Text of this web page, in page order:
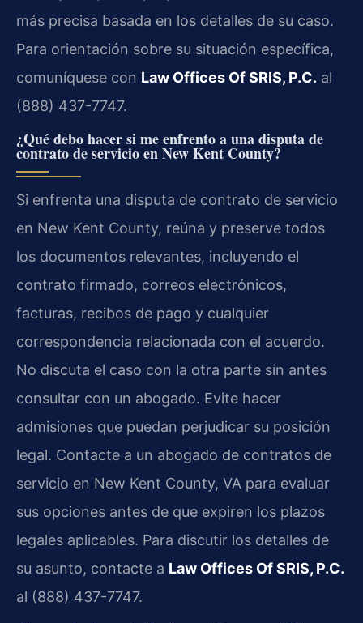
más precisa basada en los detalles de su caso.
Para orientación sobre su situación específica,
comuníquese con Law Offices Of SRIS, P.C. al
(888) 437-7747.
¿Qué debo hacer si me enfrento a una disputa de
contrato de servicio en New Kent County?
Si enfrenta una disputa de contrato de servicio
en New Kent County, reúna y preserve todos
los documentos relevantes, incluyendo el
contrato firmado, correos electrónicos,
facturas, recibos de pago y cualquier
correspondencia relacionada con el acuerdo.
No discuta el caso con la otra parte sin antes
consultar con un abogado. Evite hacer
admisiones que puedan perjudicar su posición
legal. Contacte a un abogado de contratos de
servicio en New Kent County, VA para evaluar
sus opciones antes de que expiren los plazos
legales aplicables. Para discutir los detalles de
su asunto, contacte a Law Offices Of SRIS, P.C.
al (888) 437-7747.